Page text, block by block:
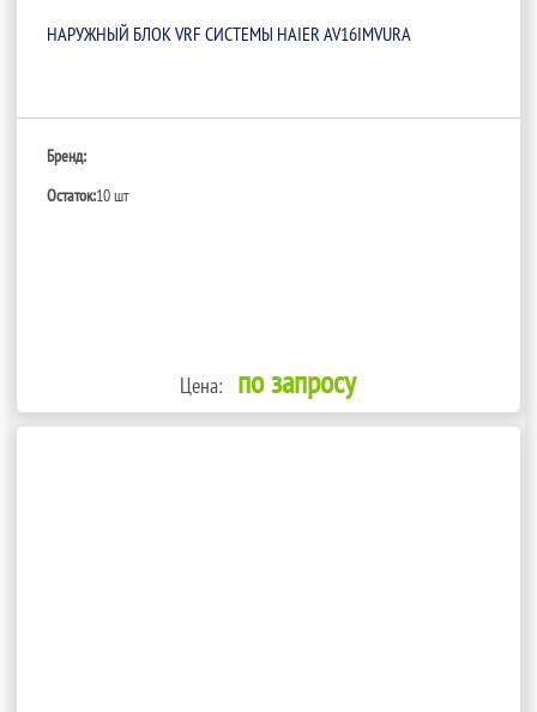
НАРУЖНЫЙ БЛОК VRF СИСТЕМЫ HAIER AV16IMVURA
Бренд:
Остаток:10 шт
Цена: по запросу